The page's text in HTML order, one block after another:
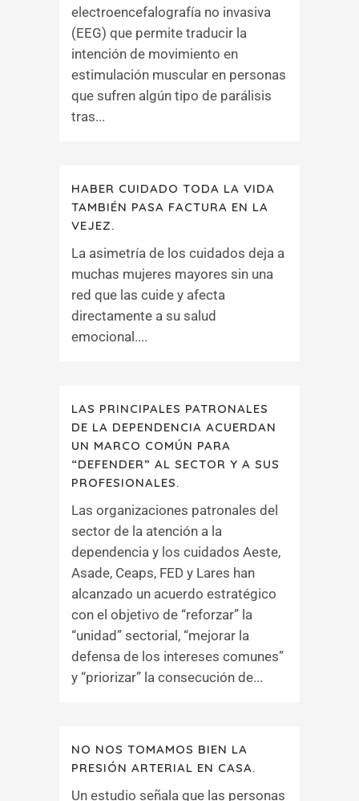
electroencefalografía no invasiva
(EEG) que permite traducir la
intención de movimiento en
estimulación muscular en personas
que sufren algún tipo de parálisis
tras...
HABER CUIDADO TODA LA VIDA
TAMBIÉN PASA FACTURA EN LA
VEJEZ.
La asimetría de los cuidados deja a
muchas mujeres mayores sin una
red que las cuide y afecta
directamente a su salud
emocional....
LAS PRINCIPALES PATRONALES
DE LA DEPENDENCIA ACUERDAN
UN MARCO COMÚN PARA
“DEFENDER” AL SECTOR Y A SUS
PROFESIONALES.
Las organizaciones patronales del
sector de la atención a la
dependencia y los cuidados Aeste,
Asade, Ceaps, FED y Lares han
alcanzado un acuerdo estratégico
con el objetivo de “reforzar” la
“unidad” sectorial, “mejorar la
defensa de los intereses comunes”
y “priorizar” la consecución de...
NO NOS TOMAMOS BIEN LA
PRESIÓN ARTERIAL EN CASA.
Un estudio señala que las personas